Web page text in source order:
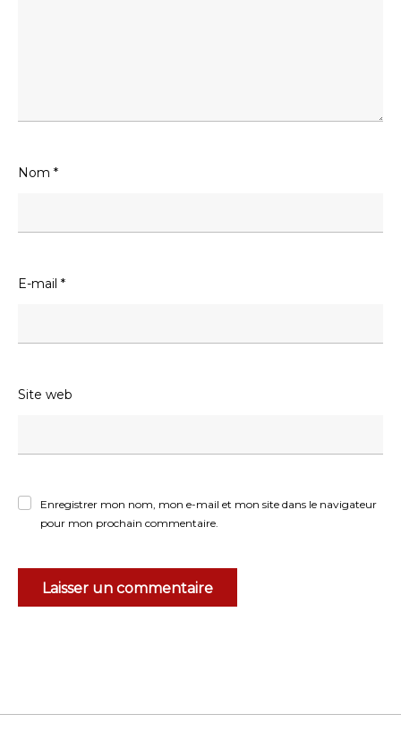
Nom *
E-mail *
Site web
Enregistrer mon nom, mon e-mail et mon site dans le navigateur
pour mon prochain commentaire.